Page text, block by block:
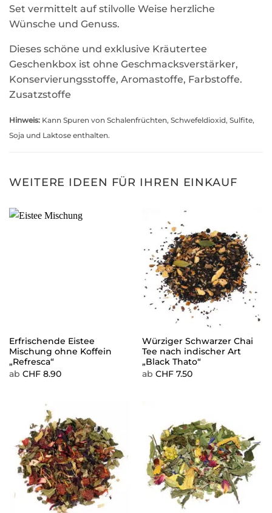
Set vermittelt auf stilvolle Weise herzliche
Wünsche und Genuss.
Dieses schöne und exklusive Kräutertee
Geschenkbox ist ohne Geschmacksverstärker,
Konservierungsstoffe, Aromastoffe, Farbstoffe.
Zusatzstoffe
Hinweis: Kann Spuren von Schalenfrüchten, Schwefeldioxid, Sulfite,
Soja und Laktose enthalten.
WEITERE IDEEN FÜR IHREN EINKAUF
Erfrischende Eistee
Mischung ohne Koffein
„Refresca“
ab CHF8.90
Würziger Schwarzer Chai
Tee nach indischer Art
„Black Thato“
ab CHF7.50